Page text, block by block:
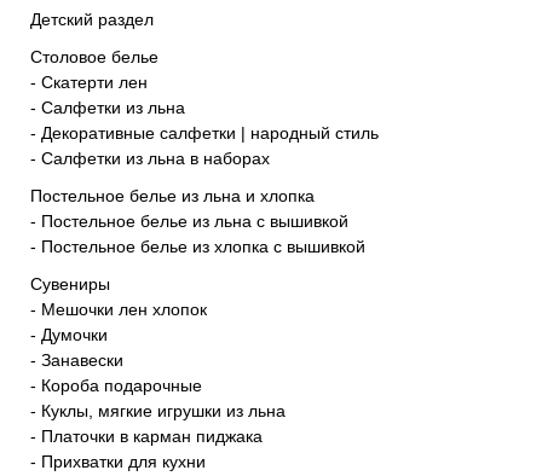
Детский раздел
Столовое белье
- Скатерти лен
- Салфетки из льна
- Декоративные салфетки | народный стиль
- Салфетки из льна в наборах
Постельное белье из льна и хлопка
- Постельное белье из льна с вышивкой
- Постельное белье из хлопка с вышивкой
Сувениры
- Мешочки лен хлопок
- Думочки
- Занавески
- Короба подарочные
- Куклы, мягкие игрушки из льна
- Платочки в карман пиджака
- Прихватки для кухни